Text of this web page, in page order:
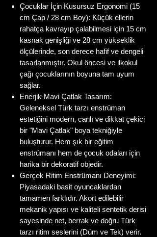
Çocuklar İçin Kusursuz Ergonomi (15
cm Çap / 28 cm Boy): Küçük ellerin
rahatça kavrayıp çalabilmesi için 15 cm
kasnak genişliği ve 28 cm yükseklik
ölçülerinde, son derece hafif ve dengeli
tasarlanmıştır. Okul öncesi ve ilkokul
çağı çocuklarının boyuna tam uyum
sağlar.
Enerjik Mavi Çatlak Tasarım:
Geleneksel Türk tarzı enstrüman
estetiğini modern, canlı ve dikkat çekici
bir "Mavi Çatlak" boya tekniğiyle
buluşturur. Hem şık bir eğitim
enstrümanı hem de çocuk odaları için
harika bir dekoratif objedir.
Gerçek Ritim Enstrümanı Deneyimi:
Piyasadaki basit oyuncaklardan
tamamen farklıdır. Akort edilebilir
mekanik yapısı ve kaliteli sentetik derisi
sayesinde net, berrak ve doğru Türk
tarzı ritim seslerini (Düm ve Tek) verir.